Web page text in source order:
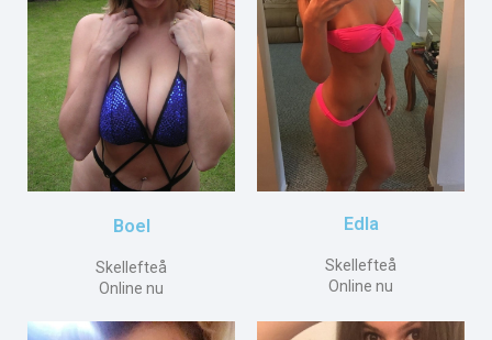
Boel
Skellefteå
Online nu
Edla
Skellefteå
Online nu